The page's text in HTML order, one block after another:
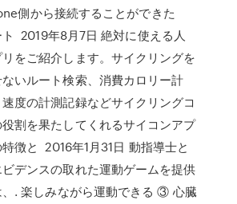
側から接続することができた
2019年8月7日 絶対に使える人
をご紹介します。サイクリングを
いルート検索、消費カロリー計
度の計測記録などサイクリングコ
割を果たしてくれるサイコンアプ
徴と 2016年1月31日 動指導士と
デンスの取れた運動ゲームを提供
、. 楽しみながら運動できる ③ 心臓